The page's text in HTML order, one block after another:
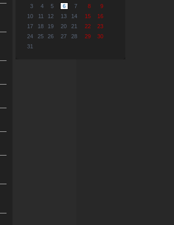
3
4 5 6 7 8
9
10
11 12 13 14 15
16
17
18 19 20 21 22
23
24
25 26 27 28 29
30
31